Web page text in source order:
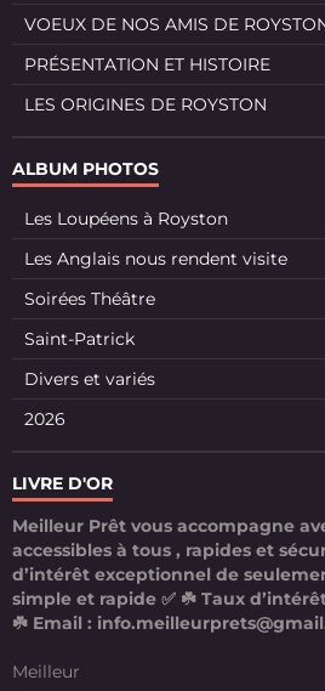
VOEUX DE NOS AMIS DE
PRÉSENTATION ET HISTOIRE
LES ORIGINES DE ROYSTON
ALBUM PHOTOS
Les Loupéens à Royston
Les Anglais nous rendent visite
Soirées Théâtre
Saint-Patrick
Divers et variés
2026
LIVRE D'OR
Meilleur Prêt vous accompagne
accessibles à tous , rapides et
d’intérêt exceptionnel de
simple et rapide ✅ ☘️ Taux
☘️ Email :
Meilleur